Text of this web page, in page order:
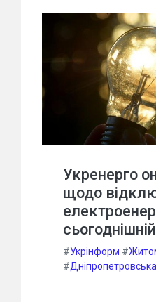
Укренерго
щодо
#Укрінформ #
#